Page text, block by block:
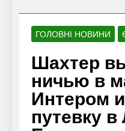
ГОЛОВНІ НОВИНИ
Шахтер
ничью в
Интером
путевку в